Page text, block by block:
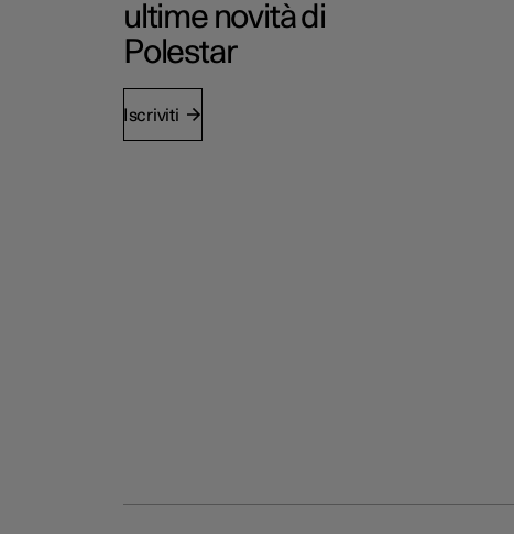
ultime novità di
Polestar
Iscriviti